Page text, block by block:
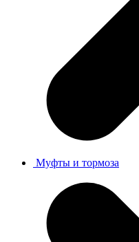
Муфты и тормоза